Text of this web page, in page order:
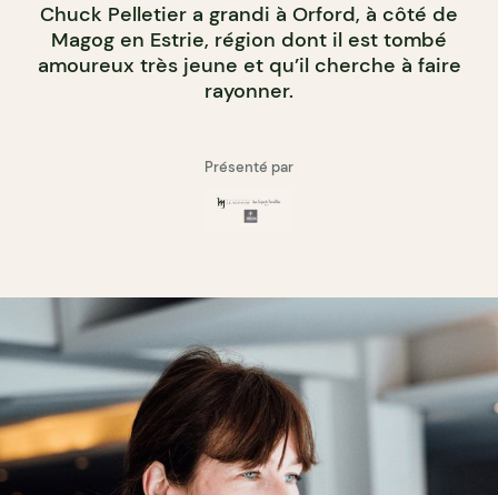
Chuck Pelletier a grandi à Orford, à côté de
Magog en Estrie, région dont il est tombé
amoureux très jeune et qu’il cherche à faire
rayonner.
Présenté par